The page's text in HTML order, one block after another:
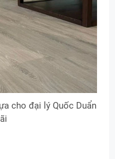
cho đại lý Quốc Duẩn